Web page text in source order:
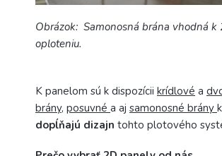
Obrázok: Samonosná brána vhodná k
oploteniu.
K panelom sú k dispozícii krídlové a
brány, posuvné a aj samonosné brány
dopĺňajú dizajn tohto plotového